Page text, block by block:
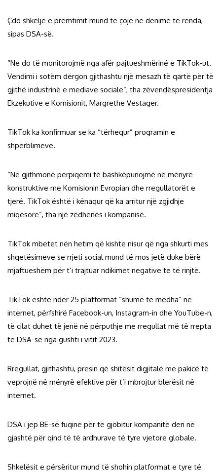
Çdo shkelje e premtimit mund të çojë në dënime të rënda,
sipas DSA-së.
“Ne do të monitorojmë nga afër pajtueshmërinë e TikTok-ut.
Vendimi i sotëm dërgon gjithashtu një mesazh të qartë për të
gjithë industrinë e mediave sociale”, tha zëvendëspresidentja
Ekzekutive e Komisionit, Margrethe Vestager.
TikTok ka konfirmuar se ka “tërhequr” programin e
shpërblimeve.
“Ne gjithmonë përpiqemi të bashkëpunojmë në mënyrë
konstruktive me Komisionin Evropian dhe rregullatorët e
tjerë. TikTok është i kënaqur që ka arritur një zgjidhje
miqësore”, tha një zëdhënës i kompanisë.
TikTok mbetet nën hetim që kishte nisur që nga shkurti mes
shqetësimeve se rrjeti social mund të mos jetë duke bërë
mjaftueshëm për t’i trajtuar ndikimet negative te të rinjtë.
TikTok është ndër 25 platformat “shumë të mëdha” në
internet, përfshirë Facebook-un, Instagram-in dhe YouTube-n,
të cilat duhet të jenë në përputhje me rregullat më të rrepta
të DSA-së nga gushti i vitit 2023.
Rregullat, gjithashtu, presin që shitësit digjitalë me pakicë të
veprojnë në mënyrë efektive për t’i mbrojtur blerësit në
internet.
DSA i jep BE-së fuqinë për të gjobitur kompanitë deri në
gjashtë për qind të të ardhurave të tyre vjetore globale.
Shkelësit e përsëritur mund të shohin platformat e tyre të